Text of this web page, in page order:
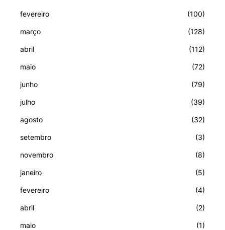
fevereiro (100)
março (128)
abril (112)
maio (72)
junho (79)
julho (39)
agosto (32)
setembro (3)
novembro (8)
janeiro (5)
fevereiro (4)
abril (2)
maio (1)